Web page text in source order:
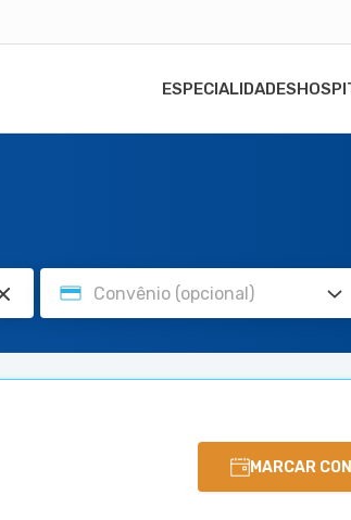
ESPECIALIDADES
MARCAR